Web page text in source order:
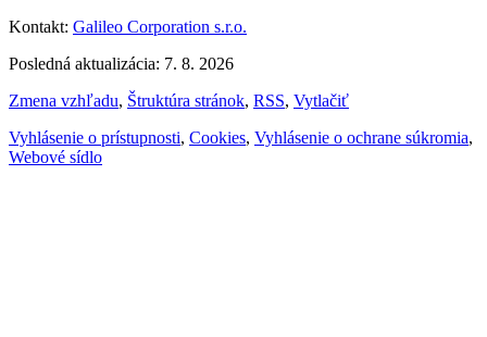
Kontakt: Galileo Corporation s.r.o.
Posledná aktualizácia: 7. 8. 2026
Zmena vzhľadu, Štruktúra stránok, RSS, Vytlačiť
Vyhlásenie o prístupnosti, Cookies, Vyhlásenie o ochrane súkromia,
Webové sídlo